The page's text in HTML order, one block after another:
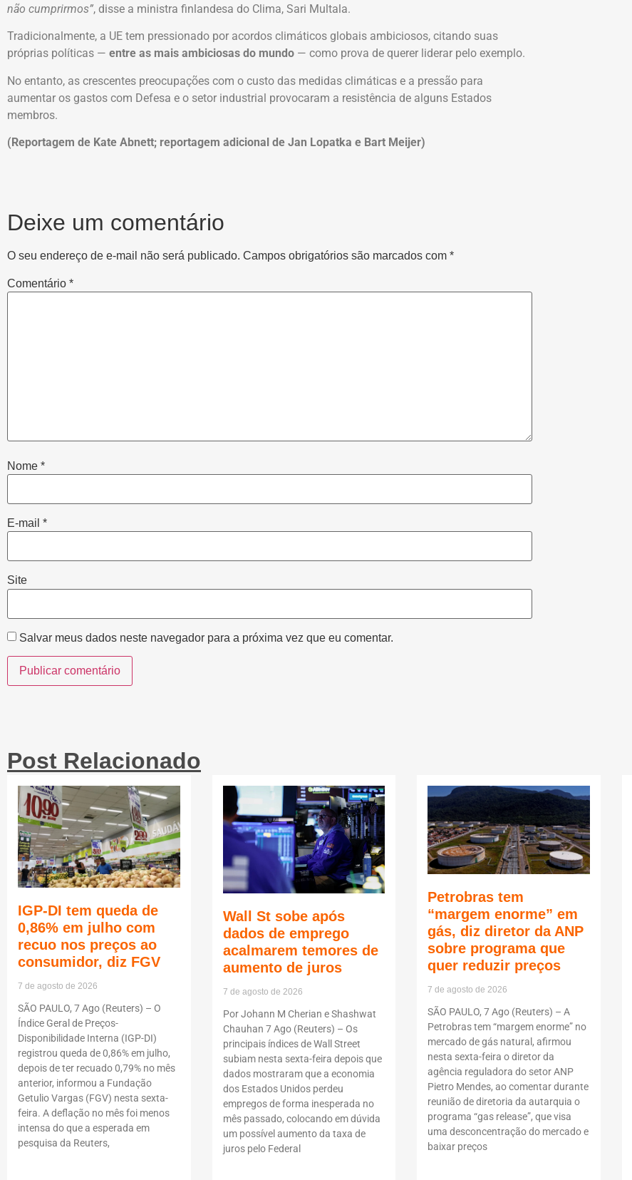
não cumprirmos”, disse a ministra finlandesa do Clima, Sari Multala.
Tradicionalmente, a UE tem pressionado por acordos climáticos globais ambiciosos, citando suas
próprias políticas — entre as mais ambiciosas do mundo — como prova de querer liderar pelo exemplo.
No entanto, as crescentes preocupações com o custo das medidas climáticas e a pressão para
aumentar os gastos com Defesa e o setor industrial provocaram a resistência de alguns Estados
membros.
(Reportagem de Kate Abnett; reportagem adicional de Jan Lopatka e Bart Meijer)
Deixe um comentário
O seu endereço de e-mail não será publicado. Campos obrigatórios são marcados com *
Comentário *
Nome *
E-mail *
Site
Salvar meus dados neste navegador para a próxima vez que eu comentar.
Post Relacionado
IGP-DI tem queda de
0,86% em julho com
recuo nos preços ao
consumidor, diz FGV
7 de agosto de 2026
SÃO PAULO, 7 Ago (Reuters) – O
Índice Geral de Preços-
Disponibilidade Interna (IGP-DI)
registrou queda de 0,86% em julho,
depois de ter recuado 0,79% no mês
anterior, informou a Fundação
Getulio Vargas (FGV) nesta sexta-
feira. A deflação no mês foi menos
intensa do que a esperada em
pesquisa da Reuters,
Wall St sobe após
dados de emprego
acalmarem temores de
aumento de juros
7 de agosto de 2026
Por Johann M Cherian e Shashwat
Chauhan 7 Ago (Reuters) – Os
principais índices de Wall Street
subiam nesta sexta-feira depois que
dados mostraram que a economia
dos Estados Unidos perdeu
empregos de forma inesperada no
mês passado, colocando em dúvida
um possível aumento da taxa de
juros pelo Federal
Petrobras tem
“margem enorme” em
gás, diz diretor da ANP
sobre programa que
quer reduzir preços
7 de agosto de 2026
SÃO PAULO, 7 Ago (Reuters) – A
Petrobras tem “margem enorme” no
mercado de gás natural, afirmou
nesta sexta-feira o diretor da
agência reguladora do setor ANP
Pietro Mendes, ao comentar durante
reunião de diretoria da autarquia o
programa “gas release”, que visa
uma desconcentração do mercado e
baixar preços